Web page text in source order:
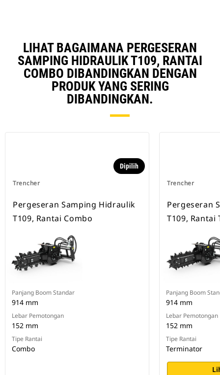
LIHAT BAGAIMANA PERGESERAN
SAMPING HIDRAULIK T109, RANTAI
COMBO DIBANDINGKAN DENGAN
PRODUK YANG SERING
DIBANDINGKAN.
Trencher
Dipilih
Pergeseran Samping Hidraulik
T109, Rantai Combo
Panjang Boom Standar
914 mm
Lebar Pemotongan
152 mm
Tipe Rantai
Combo
Trencher
Pergeseran
T109,
Panjang Boom
914 mm
Lebar Pemotongan
152 mm
Tipe Rantai
Terminator